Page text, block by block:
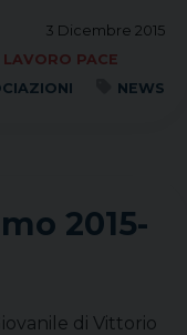
3 Dicembre 2015
LAVORO PACE
NEWS
2015-
di Vittorio